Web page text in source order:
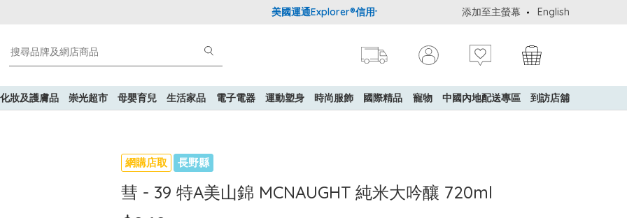
美國運通Explorer®信用卡會員購物禮遇：高達5%簽賬回贈！ 購買一般貨品(冷凍食
添加至主螢幕 English
化妝及護膚品 崇光超市 母嬰育兒 生活家品 電子電器 運動塑身 時尚服飾 國際精品 寵物 中國內地配送專區 到訪店舖
網購店取 長野縣
彗 - 39 特A美山錦 MCNAUGHT 純米大吟釀 720ml